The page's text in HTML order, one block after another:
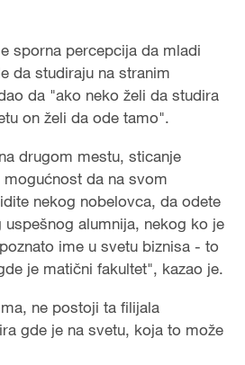
sporna percepcija da mladi
da studiraju na stranim
da "ako neko želi da studira
on želi da ode tamo".
drugom mestu, sticanje
da na svom
nekog nobelovca, da odete
uspešnog alumnija, nekog ko je
ime u svetu biznisa - to
je matični fakultet", kazao je.
ne postoji ta filijala
gde je na svetu, koja to može